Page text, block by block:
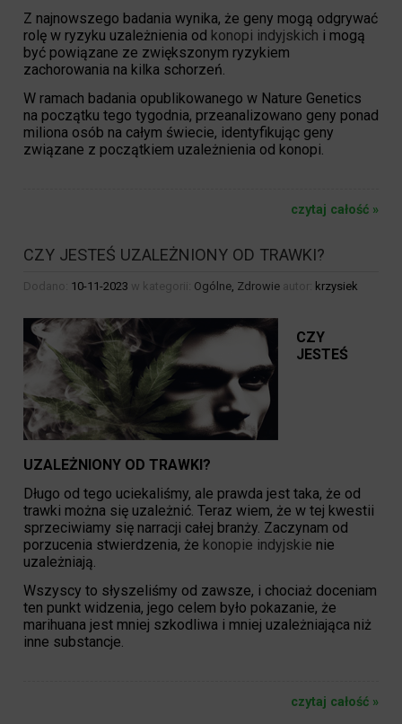
Z najnowszego badania wynika, że geny mogą odgrywać
rolę w ryzyku uzależnienia od konopi indyjskich i mogą
być powiązane ze zwiększonym ryzykiem
zachorowania na kilka schorzeń.
W ramach badania opublikowanego w Nature Genetics
na początku tego tygodnia, przeanalizowano geny ponad
miliona osób na całym świecie, identyfikując geny
związane z początkiem uzależnienia od konopi.
czytaj całość »
CZY JESTEŚ UZALEŻNIONY OD TRAWKI?
Dodano: 10-11-2023 w kategorii: Ogólne Zdrowie autor: krzysiek
CZY
JESTEŚ
UZALEŻNIONY OD TRAWKI?
Długo od tego uciekaliśmy, ale prawda jest taka, że od
trawki można się uzależnić. Teraz wiem, że w tej kwestii
sprzeciwiamy się narracji całej branży. Zaczynam od
porzucenia stwierdzenia, że konopie indyjskie nie
uzależniają.
Wszyscy to słyszeliśmy od zawsze, i chociaż doceniam
ten punkt widzenia, jego celem było pokazanie, że
marihuana jest mniej szkodliwa i mniej uzależniająca niż
inne substancje.
czytaj całość »